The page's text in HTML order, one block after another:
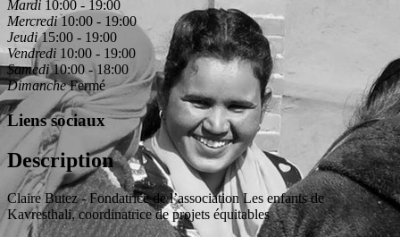
Mardi 10:00 - 19:00
Mercredi 10:00 - 19:00
Jeudi 15:00 - 19:00
Vendredi 10:00 - 19:00
Samedi 10:00 - 18:00
Dimanche Fermé
Liens sociaux
Description
Claire Butez - Fondatrice de l’association Les enfants de
Kavresthali, coordinatrice de projets équitables